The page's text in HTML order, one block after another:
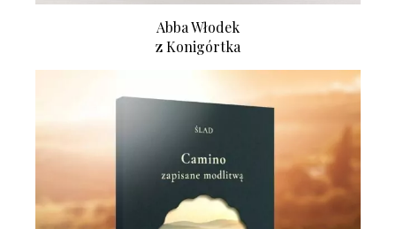
Abba Włodek
z Konigórtka